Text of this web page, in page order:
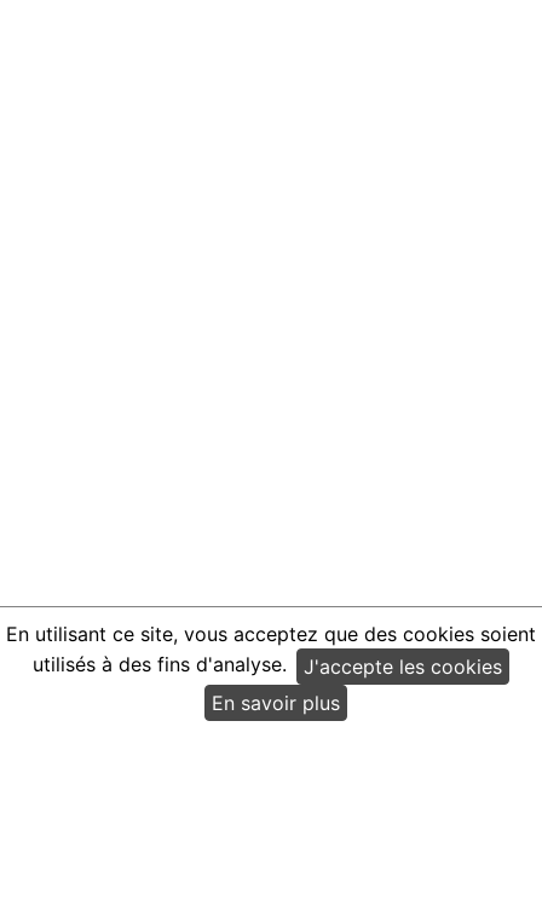
En utilisant ce site, vous acceptez que des cookies soient
utilisés à des fins d'analyse.
J'accepte les cookies
En savoir plus